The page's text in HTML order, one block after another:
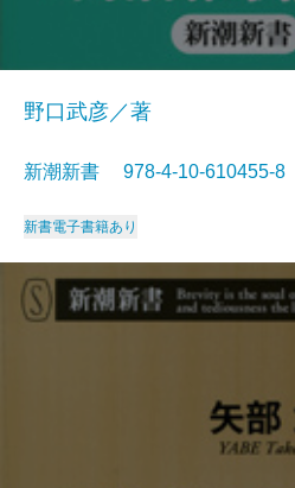
野口武彦／著
新潮新書 978-4-10-
新書電子書籍あり